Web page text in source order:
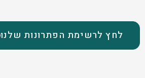
לחץ לרשימת הפתרונות שלנו